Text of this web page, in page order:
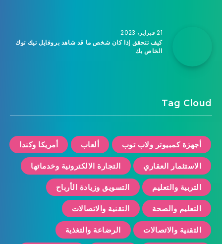
21 فبراير، 2023
كيف تتحقق إذا كان شخص ما قد شاهد بروفايل تيك توك
الخاص بك
Tag Cloud
أجهزة كمبيوتر ولاب توب ألعاب أمريكا وكندا
الاستثمار العقاري التجارة الالكترونية وخدماتها
التربية والتعليم التسويق وزيادة الأرباح
التعليم والصحة التقنية والاتصالات
التقنية والاتصالات الرضاعة والتغذية